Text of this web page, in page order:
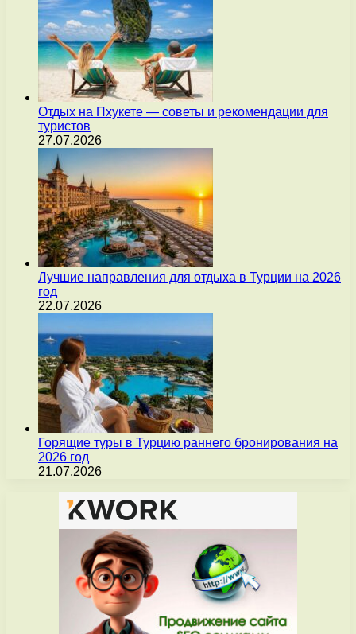
Отдых на Пхукете — советы и рекомендации для
туристов
27.07.2026
Лучшие направления для отдыха в Турции на 2026
год
22.07.2026
Горящие туры в Турцию раннего бронирования на
2026 год
21.07.2026